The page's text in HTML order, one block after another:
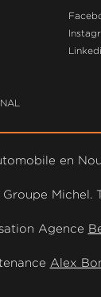
en
Michel.
Agence
Alex